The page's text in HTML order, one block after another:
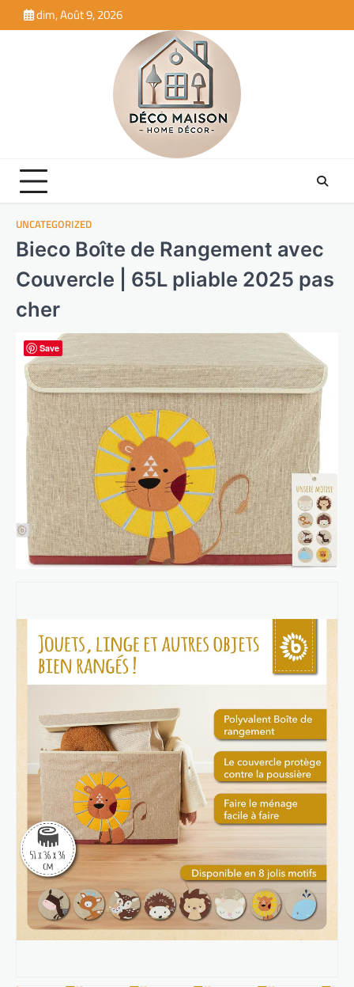
to
dim, Août 9, 2026
UNCATEGORIZED
Bieco Boîte de Rangement avec
Couvercle | 65L pliable 2025 pas
cher
Save